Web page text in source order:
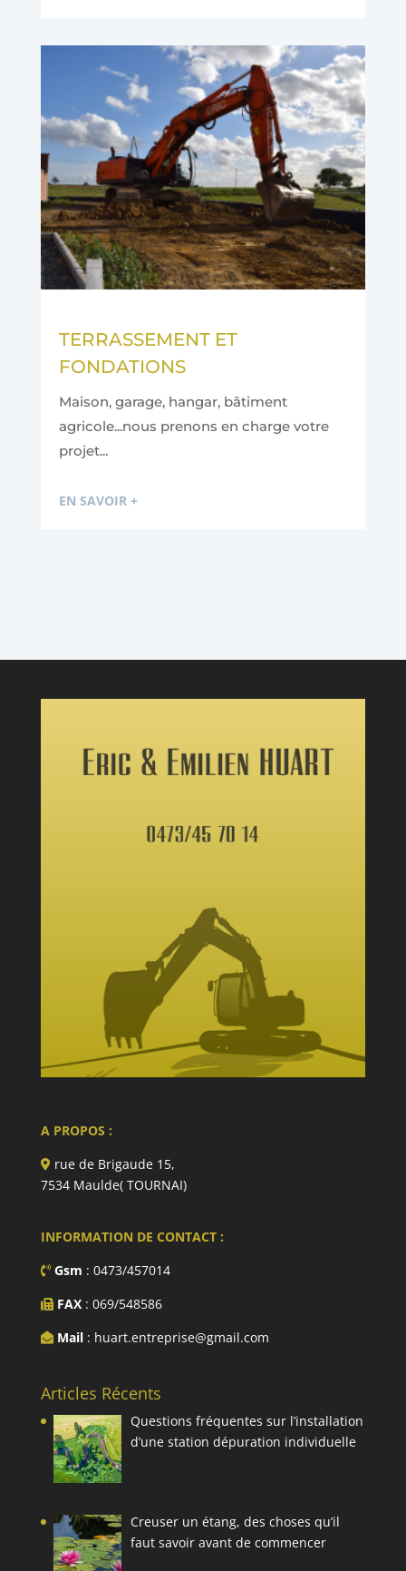
TERRASSEMENT ET
FONDATIONS
Maison, garage, hangar, bâtiment
agricole...nous prenons en charge votre
projet...
EN SAVOIR +
A PROPOS :
rue de Brigaude 15,
7534 Maulde( TOURNAI)
INFORMATION DE CONTACT :
Gsm : 0473/457014
FAX: 069/548586
Mail: huart.entreprise@gmail.com
Articles Récents
Questions fréquentes sur l’installation
d’une station dépuration individuelle
Creuser un étang, des choses qu’il
faut savoir avant de commencer